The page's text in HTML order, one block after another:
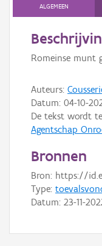
Downloads
Hergebruik
ALGEMEEN
Romeinse munt
Auteurs:
Datum: 04-10-
De tekst wordt
Agentschap
Bronnen
Bron: https://
Type:
Datum: 23-11-